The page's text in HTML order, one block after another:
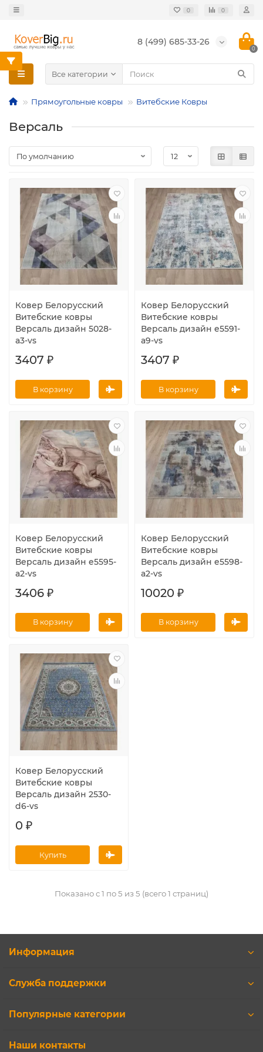
0 0
8 (499) 685-33-26
0
Все категории
Прямоугольные ковры Витебские Ковры
Версаль
Ковер Белорусский
Витебские ковры
Версаль дизайн 5028-
a3-vs
3407 ₽
В корзину
Ковер Белорусский
Витебские ковры
Версаль дизайн e5591-
a9-vs
3407 ₽
В корзину
Ковер Белорусский
Витебские ковры
Версаль дизайн e5595-
a2-vs
3406 ₽
В корзину
Ковер Белорусский
Витебские ковры
Версаль дизайн e5598-
a2-vs
10020 ₽
В корзину
Ковер Белорусский
Витебские ковры
Версаль дизайн 2530-
d6-vs
0 ₽
Купить
Показано с 1 по 5 из 5 (всего 1 страниц)
Информация
Служба поддержки
Популярные категории
Наши контакты